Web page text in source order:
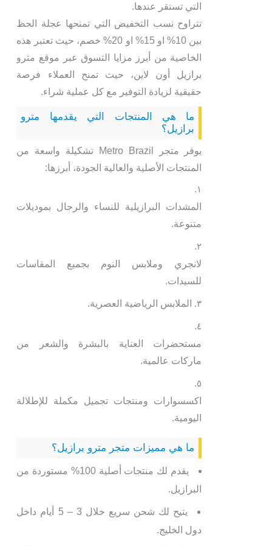
التي تستقر عندها.
تتراوح نسب التخفيض التي تمنحها عجلة الحظ
بين 10% او 15% او 20% خصم، حيث تعتبر هذه
الخاصية من أبرز مزايا التسوق عبر موقع مترو
برازيل أون لاين، حيث تمنح العملاء فرصة
حقيقية لزيادة التوفير مع كل عملية شراء.
ما هي المنتجات التي يقدمها مترو
برازيل؟
يوفر متجر Metro Brazil تشكيلة واسعة من
المنتجات الأصلية والعالية الجودة، أبرزها:
المشدات البرازيلية للنساء والرجال بموديلات
متنوعة.
لانجري وملابس النوم بجميع المقاسات
للسيدات.
الملابس الرياضية العصرية.
مستحضرات العناية بالبشرة والشعر من
ماركات عالمية.
اكسسوارات ومنتجات تجميل مكملة للإطلالة
اليومية.
ما هي مميزات متجر مترو برازيل؟
يقدم لك منتجات أصلية 100% مستوردة من
البرازيل.
يتيح لك شحن سريع خلال 3 – 5 أيام داخل
دول الخليج.